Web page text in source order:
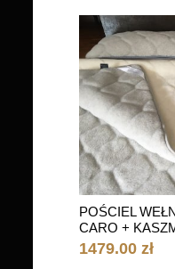
POŚCIEL
CARO +
1479.00 zł